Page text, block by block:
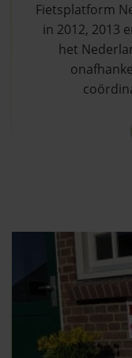
Fietsplatform
in 2012, 2013
het